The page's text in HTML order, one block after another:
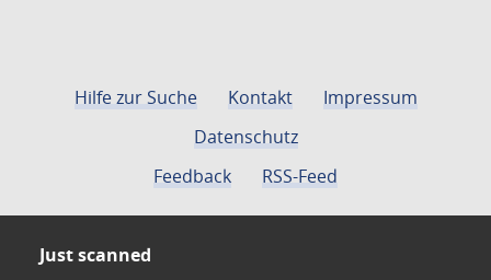
Hilfe zur Suche Kontakt
Impressum
Datenschutz
Feedback
RSS-Feed
Just scanned